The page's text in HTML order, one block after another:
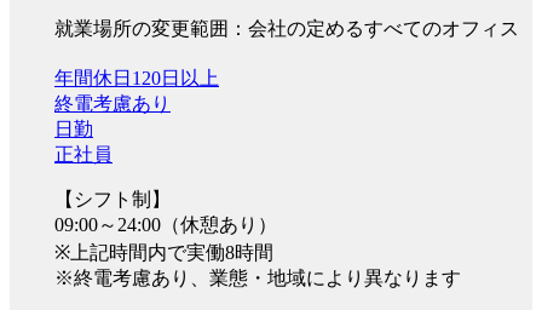
就業場所の変更範囲：会社の定めるすべてのオフィス
年間休日120日以上
終電考慮あり
日勤
正社員
【シフト制】
09:00～24:00（休憩あり）
※上記時間内で実働8時間
※終電考慮あり、業態・地域により異なります